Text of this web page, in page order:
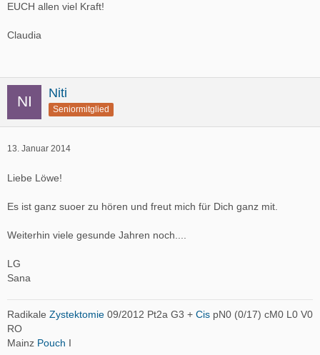
EUCH allen viel Kraft!
Claudia
Niti
Seniormitglied
13. Januar 2014
Liebe Löwe!
Es ist ganz suoer zu hören und freut mich für Dich ganz mit.
Weiterhin viele gesunde Jahren noch....
LG
Sana
Radikale Zystektomie 09/2012 Pt2a G3 + Cis pN0 (0/17) cM0 L0 V0
RO
Mainz Pouch I